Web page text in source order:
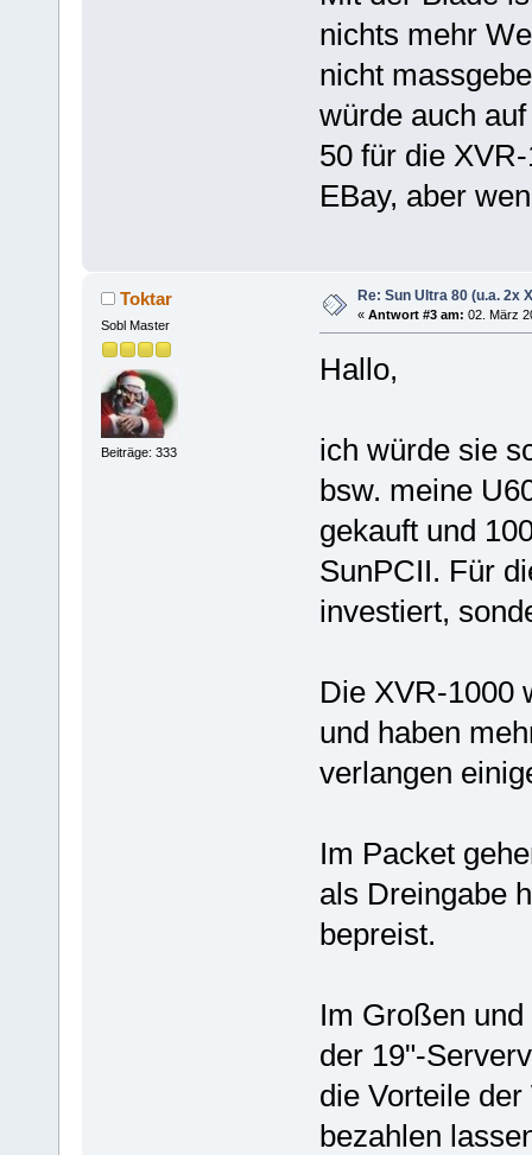
nichts mehr
nicht
würde auch
50 für die
EBay, aber
Toktar
Sobl Master
Beiträge: 333
Re: Sun Ultra 80 (u.a. 2x
« Antwort #3 am: 02. März
Hallo,
ich würde sie
bsw. meine
gekauft und
SunPCII. Für
investiert,
Die XVR-1000
und haben
verlangen
Im Packet
als Dreingabe
bepreist.
Im Großen
der 19"-
die Vorteile
bezahlen